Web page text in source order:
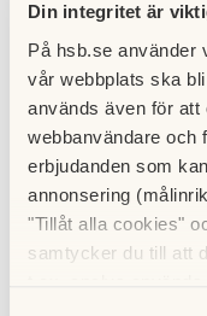
Din integritet är
På hsb.se använder
vår webbplats ska
används även för att
webbanvändare och
erbjudanden som
annonsering
"Tillåt alla cookies"
samtycker du till att
sig .
Fri tid att gå omkring
gemensam förtäring
Avfärd med Buss från
Hemfärd ca kl 14 så
är bindande till: Bibbi